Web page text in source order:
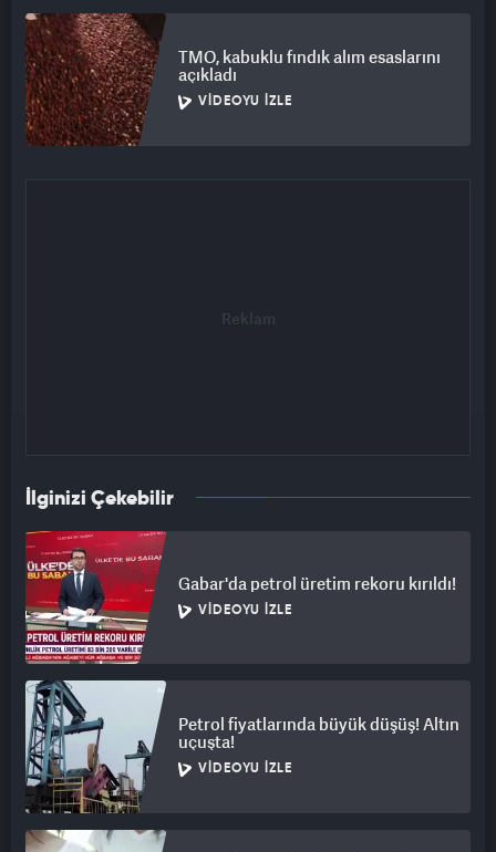
TMO, kabuklu fındık alım esaslarını
açıkladı
VIDEOYU İZLE
İlginizi Çekebilir
Gabar'da petrol üretim rekoru kırıldı!
VIDEOYU İZLE
Petrol fiyatlarında büyük düşüş! Altın
uçuşta!
VIDEOYU İZLE